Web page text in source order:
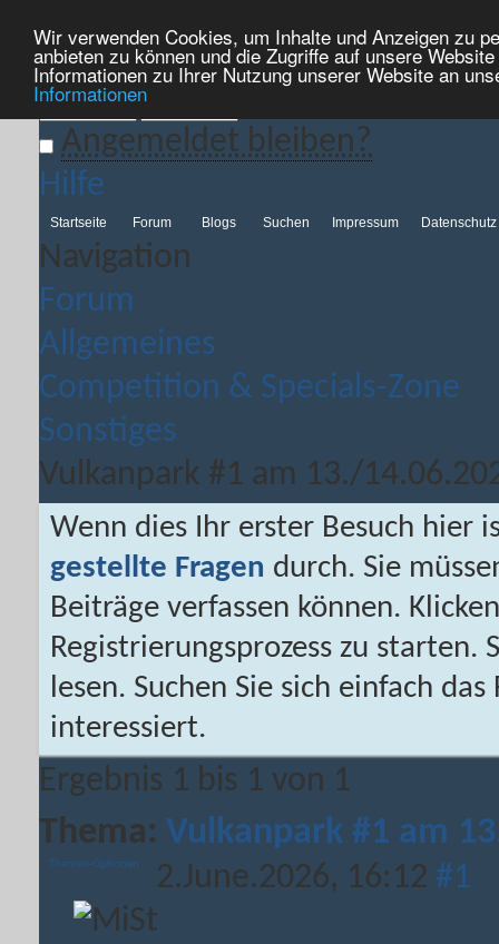
Wir verwenden Cookies, um Inhalte und Anzeigen zu
anbieten zu können und die Zugriffe auf unsere
Informationen zu Ihrer Nutzung unserer Website an
Informationen
Angemeldet bleiben?
Hilfe
Startseite Forum
Hilfe Kalender Aktionen Nützliche Links Neues...
Blogs Suchen Impressum Datenschutz
Navigation
Forum
Allgemeines
Competition & Specials-Zone
Sonstiges
Vulkanpark #1 am 13./
Wenn dies Ihr erster Besuch hier
gestellte Fragen durch. Sie
Beiträge verfassen können.
Registrierungsprozess zu starten.
lesen. Suchen Sie sich einfach
interessiert.
Ergebnis 1 bis 1 von 1
Thema: Vulkanpark #1 am
Themen-Optionen 2.June.2026, 16:12 #1